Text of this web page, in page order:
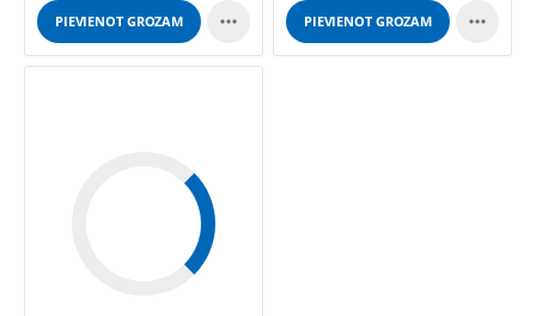
PIEVIENOT GROZAM  PIEVIENOT GROZAM 